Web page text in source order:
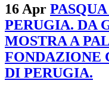
16 Apr
PERUGIA. DA
MOSTRA A
FONDAZIONE
DI PERUGIA.